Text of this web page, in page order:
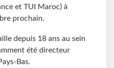
et TUI Maroc) à
prochain.
depuis 18 ans au sein
été directeur
Bas.